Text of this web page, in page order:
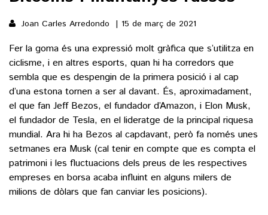
ACTUALITAT
POLÍTICA
SOCIETAT
ECONOMIA
ESPORTS
FUTBOL
HOQUEI PATINS
MOTOR
VEURE TOTES
CULTURA
ARTS ESCÈNIQUES
CULTURA POPULAR
SUPLEMENTS
FOTOGALERIES
Joan Carles Arredondo 15 de març de 2021
Fer la goma és una expressió molt gràfica que s’utilitza en
ciclisme, i en altres esports, quan hi ha corredors que
sembla que es despengin de la primera posició i al cap
d’una estona tornen a ser al davant. És, aproximadament,
el que fan Jeff Bezos, el fundador d’Amazon, i Elon Musk,
el fundador de Tesla, en el lideratge de la principal riquesa
mundial. Ara hi ha Bezos al capdavant, però fa només unes
setmanes era Musk (cal tenir en compte que es compta el
patrimoni i les fluctuacions dels preus de les respectives
empreses en borsa acaba influint en alguns milers de
milions de dòlars que fan canviar les posicions).